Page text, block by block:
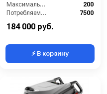
Максимальное давление (бар):
200
Потребляемая мощность (кВт):
7500
184 000 руб.
⚡ В корзину